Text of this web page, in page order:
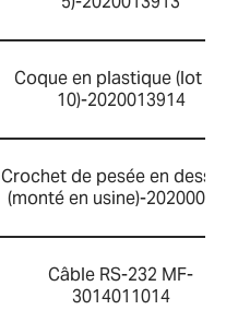
Coque en plastique (lot de
10)-2020013914
Crochet de pesée en
(monté en usine)-202000001
Câble RS-232 MF-
3014011014